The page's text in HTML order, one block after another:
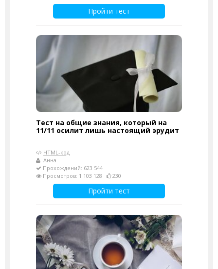
Пройти тест
Тест на общие знания, который на
11/11 осилит лишь настоящий эрудит
HTML-код
Анна
Прохождений: 623 544
Просмотров: 1 103 128
230
Пройти тест